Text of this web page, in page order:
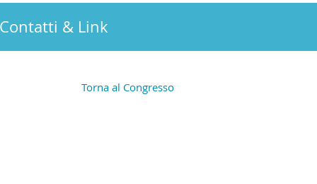
Contatti & Link
Torna al Congresso